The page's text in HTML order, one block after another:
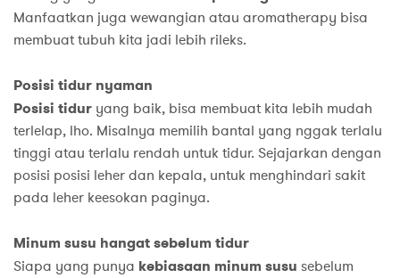
Manfaatkan juga wewangian atau aromatherapy bisa
membuat tubuh kita jadi lebih rileks.
Posisi tidur nyaman
Posisi tidur yang baik, bisa membuat kita lebih mudah
terlelap, lho. Misalnya memilih bantal yang nggak terlalu
tinggi atau terlalu rendah untuk tidur. Sejajarkan dengan
posisi posisi leher dan kepala, untuk menghindari sakit
pada leher keesokan paginya.
Minum susu hangat sebelum tidur
Siapa yang punya kebiasaan minum susu sebelum